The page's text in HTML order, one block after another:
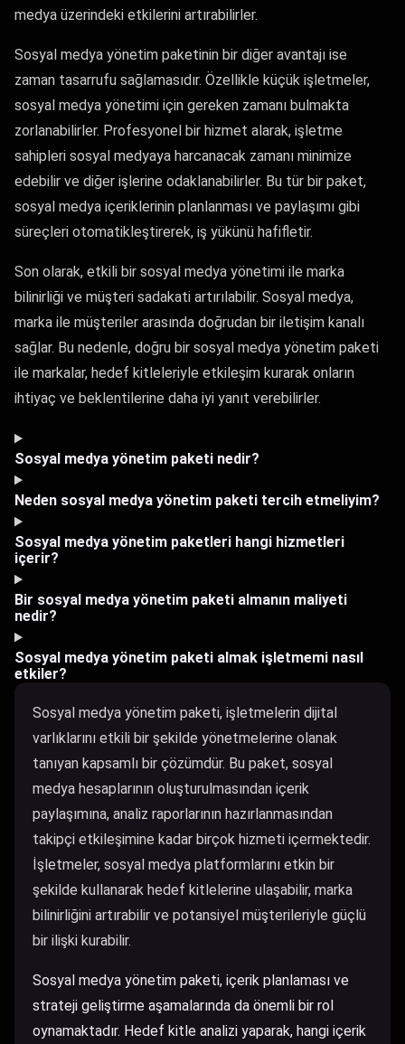
medya üzerindeki etkilerini artırabilirler.
Sosyal medya yönetim paketinin bir diğer avantajı ise
zaman tasarrufu sağlamasıdır. Özellikle küçük işletmeler,
sosyal medya yönetimi için gereken zamanı bulmakta
zorlanabilirler. Profesyonel bir hizmet alarak, işletme
sahipleri sosyal medyaya harcanacak zamanı minimize
edebilir ve diğer işlerine odaklanabilirler. Bu tür bir paket,
sosyal medya içeriklerinin planlanması ve paylaşımı gibi
süreçleri otomatikleştirerek, iş yükünü hafifletir.
Son olarak, etkili bir sosyal medya yönetimi ile marka
bilinirliği ve müşteri sadakati artırılabilir. Sosyal medya,
marka ile müşteriler arasında doğrudan bir iletişim kanalı
sağlar. Bu nedenle, doğru bir sosyal medya yönetim paketi
ile markalar, hedef kitleleriyle etkileşim kurarak onların
ihtiyaç ve beklentilerine daha iyi yanıt verebilirler.
Sosyal medya yönetim paketi nedir?
Neden sosyal medya yönetim paketi tercih etmeliyim?
Sosyal medya yönetim paketleri hangi hizmetleri
içerir?
Bir sosyal medya yönetim paketi almanın maliyeti
nedir?
Sosyal medya yönetim paketi almak işletmemi nasıl
etkiler?
Sosyal medya yönetim paketi, işletmelerin dijital
varlıklarını etkili bir şekilde yönetmelerine olanak
tanıyan kapsamlı bir çözümdür. Bu paket, sosyal
medya hesaplarının oluşturulmasından içerik
paylaşımına, analiz raporlarının hazırlanmasından
takipçi etkileşimine kadar birçok hizmeti içermektedir.
İşletmeler, sosyal medya platformlarını etkin bir
şekilde kullanarak hedef kitlelerine ulaşabilir, marka
bilinirliğini artırabilir ve potansiyel müşterileriyle güçlü
bir ilişki kurabilir.
Sosyal medya yönetim paketi, içerik planlaması ve
strateji geliştirme aşamalarında da önemli bir rol
oynamaktadır. Hedef kitle analizi yaparak, hangi içerik